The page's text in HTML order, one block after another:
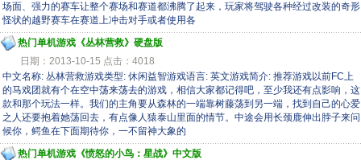
场面、强力的赛车让整个赛场和赛道都沸腾了起来，玩家将驾驶各种经过改装的奇形
怪状的越野赛车在赛道上冲击对手或者使用各
热门单机游戏《丛林营救》硬盘版
日期：2013-10-15 点击：4018
中文名称: 丛林营救游戏类型: 休闲益智游戏语言: 英文游戏简介: 推荐游戏以前FC上
的马戏团就有个在空中荡来荡去的游戏，相信大家都记得吧，至少我还有点影响，这
款和那个玩法一样。我们的主角要从森林的一端靠树藤荡到另一端，找到自己的心爱
之人还要抱着她荡回去，有点像人猿泰山里面的情节。中途会用长颈鹿伸出脖子来问
候你，鳄鱼在下面期待你，一不留神大象的
热门单机游戏《愤怒的小鸟：星战》中文版